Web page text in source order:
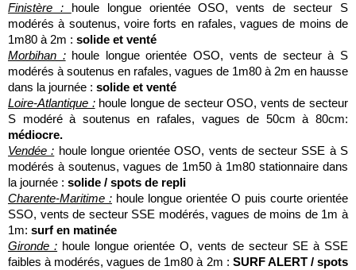
Finistère : houle longue orientée OSO, vents de secteur S
modérés à soutenus, voire forts en rafales, vagues de moins de
1m80 à 2m : solide et venté
Morbihan :houle longue orientée OSO, vents de secteur à S
modérés à soutenus en rafales, vagues de 1m80 à 2m en hausse
dans la journée : solide et venté
Loire-Atlantique :houle longue de secteur OSO, vents de secteur
S modéré à soutenus en rafales, vagues de 50cm à 80cm:
médiocre.
Vendée : houle longue orientée OSO, vents de secteur SSE à S
modérés à soutenus, vagues de 1m50 à 1m80 stationnaire dans
la journée : solide / spots de repli
Charente-Maritime : houle longue orientée O puis courte orientée
SSO, vents de secteur SSE modérés, vagues de moins de 1m à
1m: surf en matinée
Gironde : houle longue orientée O, vents de secteur SE à SSE
faibles à modérés, vagues de 1m80 à 2m : SURF ALERT / spots